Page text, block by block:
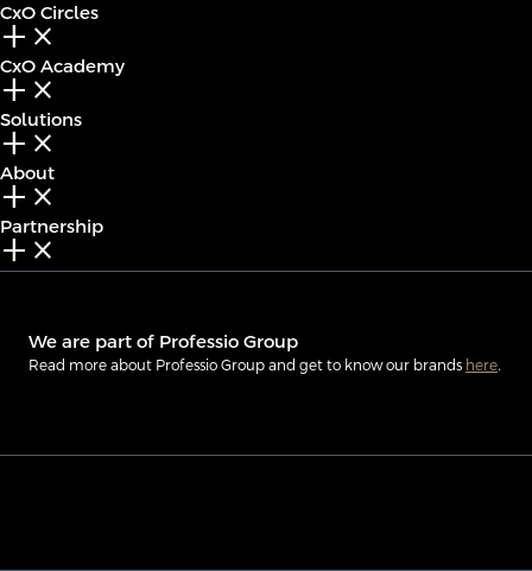
CxO Circles
add_2 close
CxO Academy
add_2 close
Solutions
add_2 close
About
add_2 close
Partnership
add_2 close
We are part of Professio Group
Read more about Professio Group and get to know our brands here.